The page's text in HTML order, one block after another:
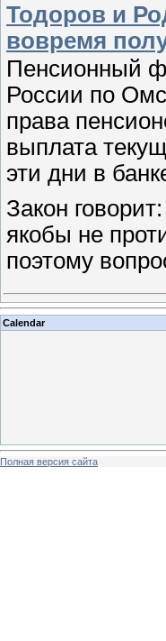
Тодоров и
вовремя
Пенсионный
России по
права
выплата
эти дни в
Закон
якобы не
поэтому
Calendar
Полная версия сайта